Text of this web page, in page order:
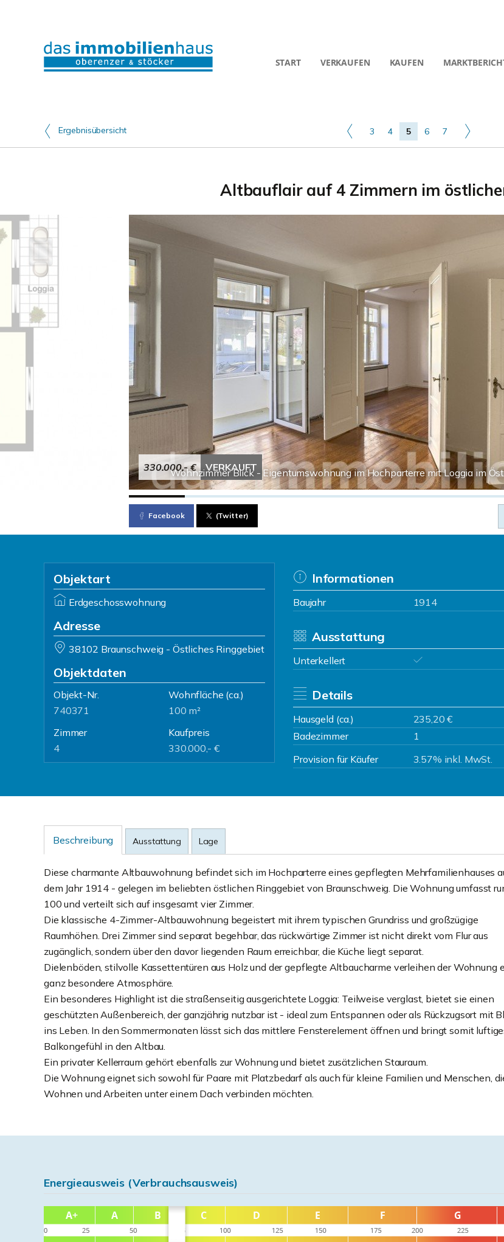
START VERKAUFEN KAUFEN
Ergebnisübersicht 3 4 5 6 7
Altbauflair auf 4 Zimmern im
Wohnzimmer Blick - Eigentumswohnung im Hochparterre mit Loggia im
330.000,- € VERKAUFT
Facebook (Twitter)
Objektart
Erdgeschosswohnung
Adresse
38102 Braunschweig - Östliches Ringgebiet
Objektdaten
Objekt-Nr.
740371
Wohnfläche (ca.)
100 m²
Zimmer
4
Kaufpreis
330.000,- €
Informationen
Baujahr 1914
Ausstattung
Unterkellert
Details
Hausgeld (ca.) 235,20 €
Badezimmer
1
Provision für Käufer
3.57% inkl. MwSt.
Beschreibung Ausstattung Lage
Diese charmante Altbauwohnung befindet sich im Hochparterre eines gepflegten Mehrfamilienhauses
dem Jahr 1914 - gelegen im beliebten östlichen Ringgebiet von Braunschweig. Die Wohnung umfasst
100 und verteilt sich auf insgesamt vier Zimmer.
Die klassische 4-Zimmer-Altbauwohnung begeistert mit ihrem typischen Grundriss und großzügige
Raumhöhen. Drei Zimmer sind separat begehbar, das rückwärtige Zimmer ist nicht direkt vom Flur aus
zugänglich, sondern über den davor liegenden Raum erreichbar, die Küche liegt separat.
Dielenböden, stilvolle Kassettentüren aus Holz und der gepflegte Altbaucharme verleihen der Wohnung
ganz besondere Atmosphäre.
Ein besonderes Highlight ist die straßenseitig ausgerichtete Loggia: Teilweise verglast, bietet sie einen
geschützten Außenbereich, der ganzjährig nutzbar ist - ideal zum Entspannen oder als Rückzugsort mit
ins Leben. In den Sommermonaten lässt sich das mittlere Fensterelement öffnen und bringt somit
Balkongefühl in den Altbau.
Ein privater Kellerraum gehört ebenfalls zur Wohnung und bietet zusätzlichen Stauraum.
Die Wohnung eignet sich sowohl für Paare mit Platzbedarf als auch für kleine Familien und Menschen,
Wohnen und Arbeiten unter einem Dach verbinden möchten.
Energieausweis (Verbrauchsausweis)